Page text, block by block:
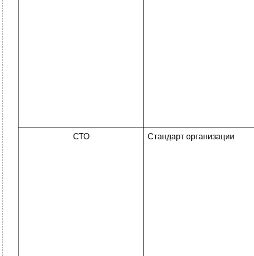
СТО Стандарт организации